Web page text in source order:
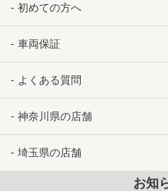
初めての方へ
車両保証
よくある質問
神奈川県の店舗
埼玉県の店舗
お知